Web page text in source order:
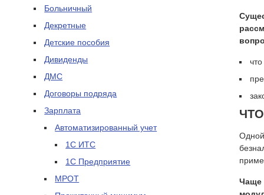
Больничный
Декретные
Детские пособия
Дивиденды
ДМС
Договоры подряда
Зарплата
Автоматизированный учет
1С ИТС
1С Предприятие
МРОТ
Чаще